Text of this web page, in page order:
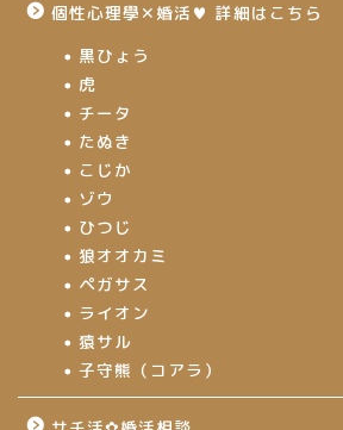
個性心理學✕婚活♥ 詳細はこちら
黒ひょう
虎
チータ
たぬき
こじか
ゾウ
ひつじ
狼オオカミ
ペガサス
ライオン
猿サル
子守熊（コアラ）